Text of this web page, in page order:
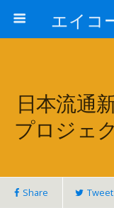
日本流通
プロジェ
Share Tweet